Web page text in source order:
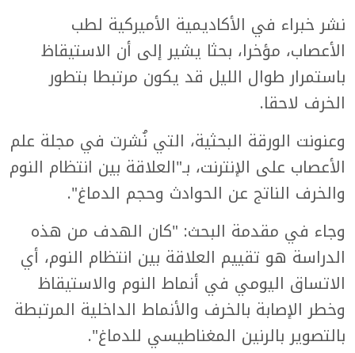
نشر خبراء في الأكاديمية الأميركية لطب
الأعصاب، مؤخرا، بحثا يشير إلى أن الاستيقاظ
باستمرار طوال الليل قد يكون مرتبطا بتطور
الخرف لاحقا.
وعنونت الورقة البحثية، التي نُشرت في مجلة علم
الأعصاب على الإنترنت، بـ"العلاقة بين انتظام النوم
والخرف الناتج عن الحوادث وحجم الدماغ".
وجاء في مقدمة البحث: "كان الهدف من هذه
الدراسة هو تقييم العلاقة بين انتظام النوم، أي
الاتساق اليومي في أنماط النوم والاستيقاظ
وخطر الإصابة بالخرف والأنماط الداخلية المرتبطة
بالتصوير بالرنين المغناطيسي للدماغ".